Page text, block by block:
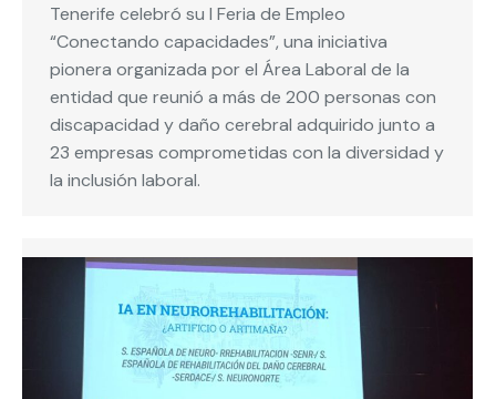
Tenerife celebró su I Feria de Empleo
“Conectando capacidades”, una iniciativa
pionera organizada por el Área Laboral de la
entidad que reunió a más de 200 personas con
discapacidad y daño cerebral adquirido junto a
23 empresas comprometidas con la diversidad y
la inclusión laboral.